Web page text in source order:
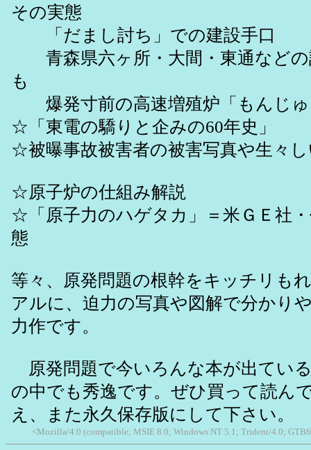
その実態
「だまし討ち」での建設手口
青森県六ヶ所・大間・東通などの
も
爆発寸前の高速増殖炉「もんじゅ
☆「東電の驕りと企みの60年史」
☆被曝事故被害者の被害写真や生々
☆原子炉の仕組み解説
☆「原子力のハゲタカ」＝米ＧＥ社
態
等々、原発問題の根幹をキッチリも
アルに、迫力の写真や図解で分かり
力作です。
原発問題で今いろんな本が出てい
の中でも秀逸です。ぜひ買って読ん
え、また永久保存版にして下さい。
<Mozilla/4.0 (compatible; MSIE 8.0; Windows NT 5.1; Trident/4.0;